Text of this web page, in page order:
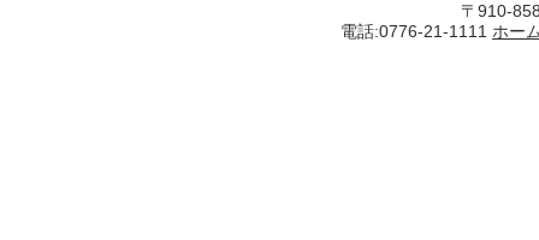
〒910-
電話:0776-21-1111 ホー